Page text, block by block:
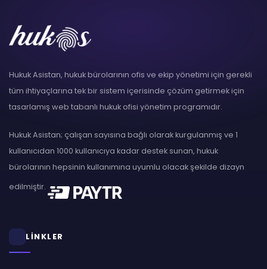
Hukuk Asistan, hukuk bürolarının ofis ve ekip yönetimi için gerekli
tüm ihtiyaçlarına tek bir sistem içerisinde çözüm getirmek için
tasarlamış web tabanlı hukuk ofisi yönetim programıdır.
Hukuk Asistan; çalışan sayısına bağlı olarak kurgulanmış ve 1
kullanıcıdan 1000 kullanıcıya kadar destek sunan, hukuk
bürolarının hepsinin kullanımına uyumlu olacak şekilde dizayn
edilmiştir.
LİNKLER